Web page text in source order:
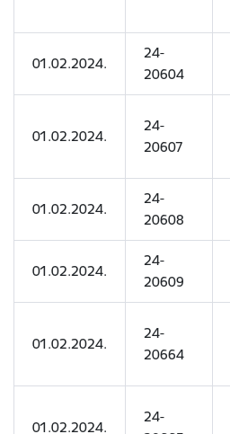
01.02.2024.
24-
20604
01.02.2024.
24-
20607
01.02.2024.
24-
20608
01.02.2024.
24-
20609
01.02.2024.
24-
20664
01.02.2024.
24-